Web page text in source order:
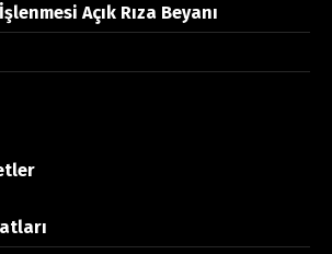
Açık Rıza Beyanı